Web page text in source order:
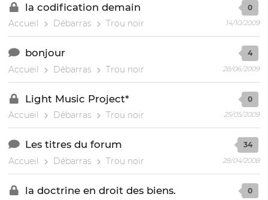
la codification demain
Accueil Débarras Trou noir
0
14/10/2009
bonjour
Accueil Débarras Trou noir
4
28/06/2009
Light Music Project*
Accueil Débarras Trou noir
0
25/05/2009
Les titres du forum
Accueil Débarras Trou noir
34
28/04/2008
la doctrine en droit des biens. 0